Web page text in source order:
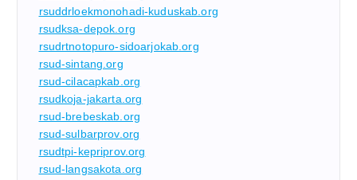
rsuddrloekmonohadi-kuduskab.org
rsudksa-depok.org
rsudrtnotopuro-sidoarjokab.org
rsud-sintang.org
rsud-cilacapkab.org
rsudkoja-jakarta.org
rsud-brebeskab.org
rsud-sulbarprov.org
rsudtpi-kepriprov.org
rsud-langsakota.org